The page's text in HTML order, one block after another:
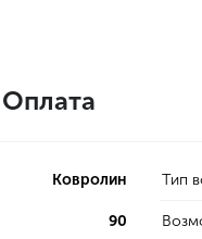
Оплата
Ковролин
90
Тип